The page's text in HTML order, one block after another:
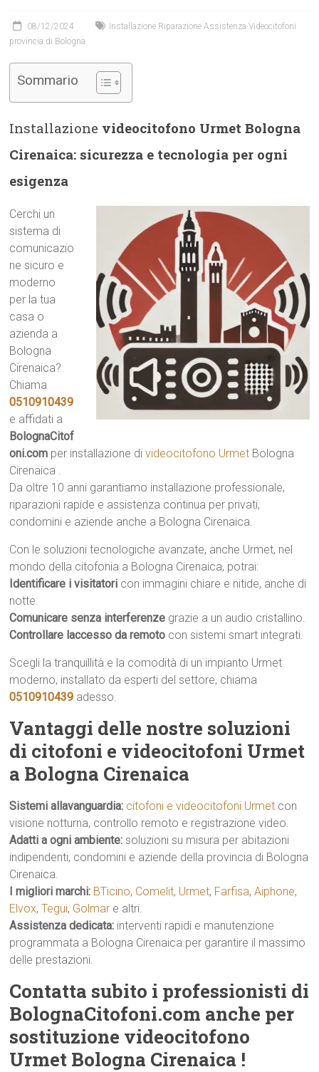
08/12/2024
Installazione Riparazione Assistenza Videocitofoni
provincia di Bologna
Sommario
Installazione videocitofono Urmet Bologna
Cirenaica: sicurezza e tecnologia per ogni
esigenza
Cerchi un
sistema di
comunicazio
ne sicuro e
moderno
per la tua
casa o
azienda a
Bologna
Cirenaica?
Chiama
0510910439
e affidati a
BolognaCitof
oni.com per installazione divideocitofono Urmet Bologna
Cirenaica .
Da oltre 10 anni garantiamo installazione professionale,
riparazioni rapide e assistenza continua per privati,
condomini e aziende anche a Bologna Cirenaica.
Con le soluzioni tecnologiche avanzate, anche Urmet, nel
mondo della citofonia a Bologna Cirenaica, potrai:
Identificare i visitatori con immagini chiare e nitide, anche di
notte.
Comunicare senza interferenze grazie a un audio cristallino.
Controllare laccesso da remoto con sistemi smart integrati.
Scegli la tranquillità e la comodità di un impianto Urmet
moderno, installato da esperti del settore, chiama
0510910439 adesso.
Vantaggi delle nostre soluzioni
di citofoni e videocitofoni Urmet
a Bologna Cirenaica
Sistemi allavanguardia: citofoni e videocitofoni Urmet con
visione notturna, controllo remoto e registrazione video.
Adatti a ogni ambiente: soluzioni su misura per abitazioni
indipendenti, condomini e aziende della provincia di Bologna
Cirenaica.
I migliori marchi: BTicino, Comelit, Urmet, Farfisa,Aiphone,
Elvox,Tegui, Golmar e altri.
Assistenza dedicata: interventi rapidi e manutenzione
programmata a Bologna Cirenaica per garantire il massimo
delle prestazioni.
Contatta subito i professionisti di
BolognaCitofoni.com anche per
sostituzione videocitofono
Urmet Bologna Cirenaica !